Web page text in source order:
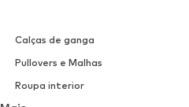
Calças de ganga
Pullovers e Malhas
Roupa interior